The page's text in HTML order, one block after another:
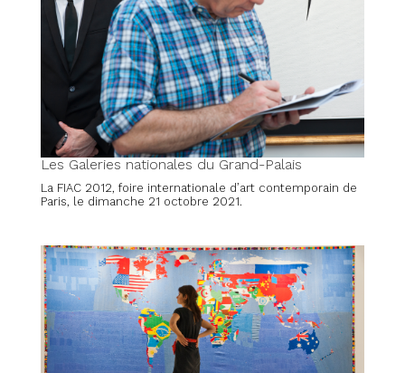
Les Galeries nationales du Grand-Palais
La FIAC 2012, foire internationale d’art contemporain de
Paris, le dimanche 21 octobre 2021.